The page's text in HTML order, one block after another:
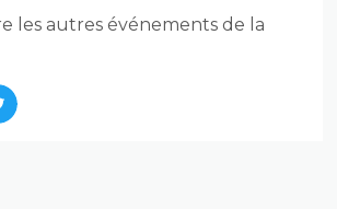
les autres événements de la